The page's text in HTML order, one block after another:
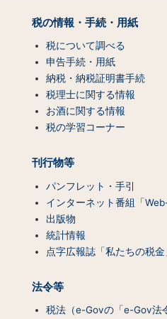
税の情報・手続・用紙
税について調べる
申告手続・用紙
納税・納税証明書手続
税理士に関する情報
お酒に関する情報
税の学習コーナー
刊行物等
パンフレット・手引
インターネット番組「Web-
出版物
統計情報
点字広報誌「私たちの税金
法令等
税法（e-Govの「e-Gov法